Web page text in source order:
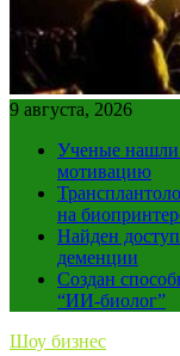
9 августа, 2026
Ученые нашли
мотивацию
на
Найден
деменции
Создан
“ИИ-биолог”
Шоу бизнес